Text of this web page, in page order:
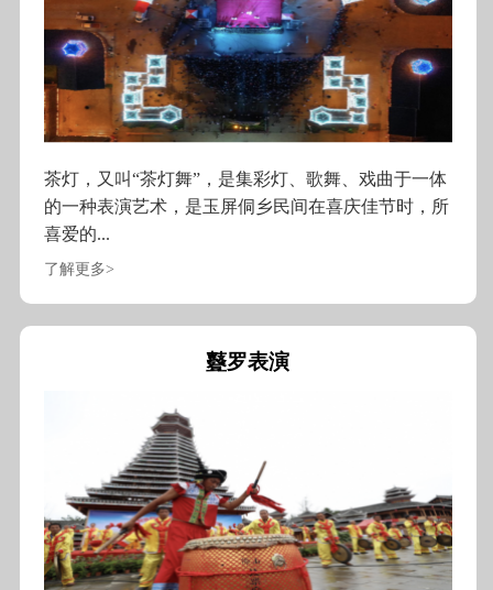
茶灯，又叫“茶灯舞”，是集彩灯、歌舞、戏曲于一体
的一种表演艺术，是玉屏侗乡民间在喜庆佳节时，所
喜爱的...
了解更多>
鼟罗表演